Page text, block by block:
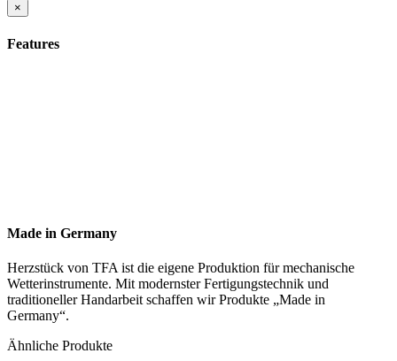
×
Features
Made in Germany
Herzstück von TFA ist die eigene Produktion für mechanische
Wetterinstrumente. Mit modernster Fertigungstechnik und
traditioneller Handarbeit schaffen wir Produkte „Made in
Germany“.
Ähnliche Produkte